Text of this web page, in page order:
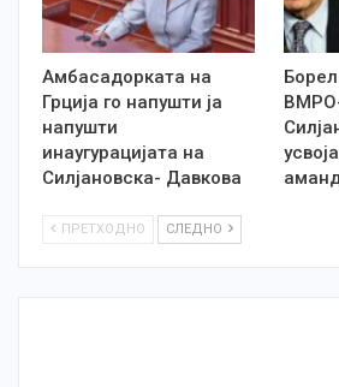
Амбасадорката на
Грција го напушти ја
напушти
инаугурацијата на
Силјановска- Давкова
ПРЕТХОДНО СЛЕДНО